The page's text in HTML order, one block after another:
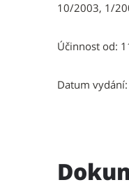
10/2003, 1/
Účinnost od:
Datum